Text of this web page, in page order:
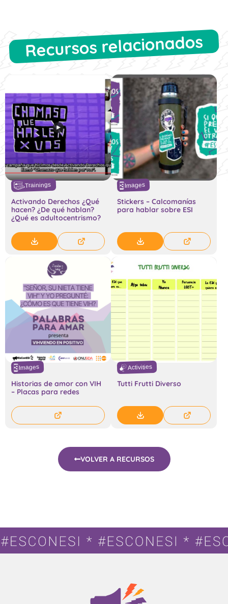
Recursos relacionados
Trainings
Activando Derechos ¿Qué
hacen? ¿De qué hablan?
¿Qué es adultocentrismo?
Images
Stickers – Calcomanías
para hablar sobre ESI
Images
Historias de amor con VIH
– Placas para redes
Activities
Tutti Frutti Diverso
VOLVER A RECURSOS